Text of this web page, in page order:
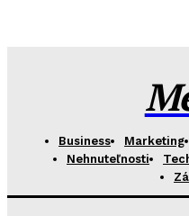
Business Marketing
Nehnuteľnosti